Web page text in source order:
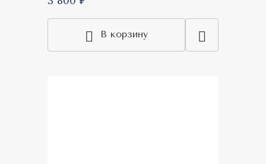
В корзину